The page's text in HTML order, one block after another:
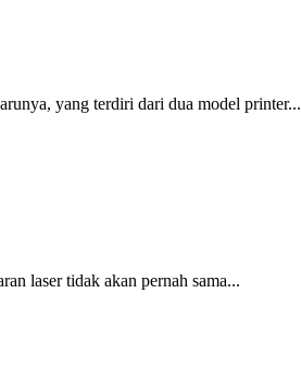
yang terdiri dari dua model printer...
laser tidak akan pernah sama...